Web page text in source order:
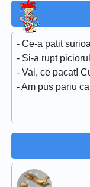
- Ce-a patit
- Si-a rupt
- Vai, ce pacat!
- Am pus pariu